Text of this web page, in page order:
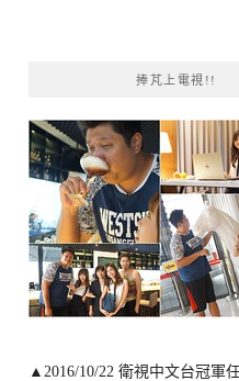
捧芃上電視!!
▲2016/10/22 衛視中文台冠軍